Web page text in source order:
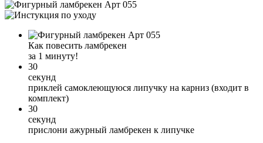
Как повесить ламбрекен
за 1 минуту!
30
секунд
приклей самоклеющуюся липучку на карниз (входит в
комплект)
30
секунд
прислони ажурный ламбрекен к липучке